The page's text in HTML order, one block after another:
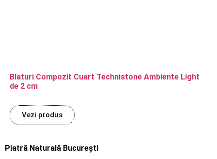
Blaturi Compozit Cuart Technistone Ambiente Light
de 2 cm
Vezi produs
Piatră Naturală București